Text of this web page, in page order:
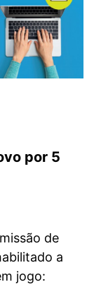
por 5
de
a
jogo: